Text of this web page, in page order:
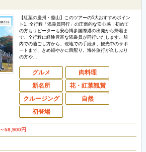
【紅葉の慶州・釜山】このツアーの5大おすすめポイン
ト1. 全行程「添乗員同行」の圧倒的な安心感！初めて
の方もリピーターも安心博多国際港の出発から帰着ま
で、全行程に経験豊富な添乗員が同行いたします。船
内での過ごし方から、現地での手続き、観光中のサポ
ートまで、きめ細やかに目配り。海外旅行が久しぶり
の方や…
グルメ
肉料理
新名所
花・紅葉観賞
クルージング
自然
初登場
～58,900円